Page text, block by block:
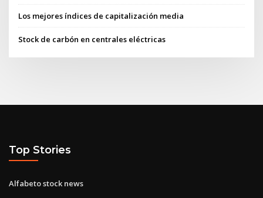
Los mejores índices de capitalización media
Stock de carbón en centrales eléctricas
Top Stories
Alfabeto stock news